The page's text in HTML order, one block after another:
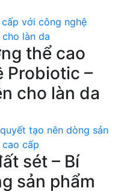
thể cao
Probiotic –
cho làn da
sét – Bí
sản phẩm